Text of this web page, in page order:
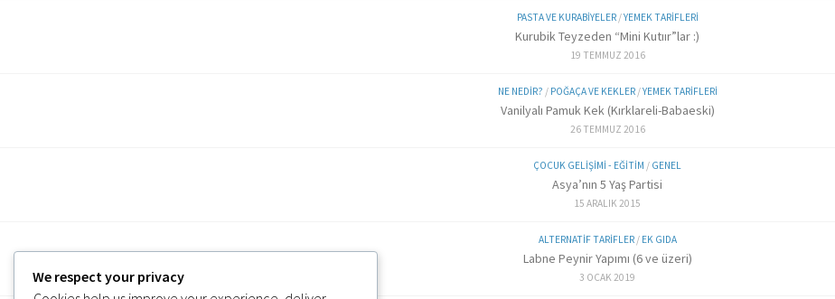
PASTA VE KURABIYELER/YEMEK TARIFLERI
Kurubik Teyzeden “Mini Kutıır”lar :)
19 TEMMUZ 2016
NE NEDIR? / POĞAÇA VE KEKLER/YEMEK TARIFLERI
Vanilyalı Pamuk Kek (Kırklareli-Babaeski)
26 TEMMUZ 2016
ÇOCUK GELIŞIMI - EĞITIM / GENEL
Asya’nın 5 Yaş Partisi
15 ARALIK 2015
ALTERNATIF TARIFLER/ EK GIDA
Labne Peynir Yapımı (6 ve üzeri)
3 OCAK 2019
We respect your privacy